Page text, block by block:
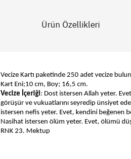
Ürün Özellikleri
Vecize Kartı paketinde 250 adet vecize
Kart Eni;10 cm, Boy; 16,5 cm.
Vecize İçeriği: Dost istersen Allah yeter.
görüşür ve vukuatlarını seyredip ünsiyet
istersen nefis yeter. Evet, kendini beğenen
Nasihat istersen ölüm yeter. Evet, ölümü
RNK 23. Mektup